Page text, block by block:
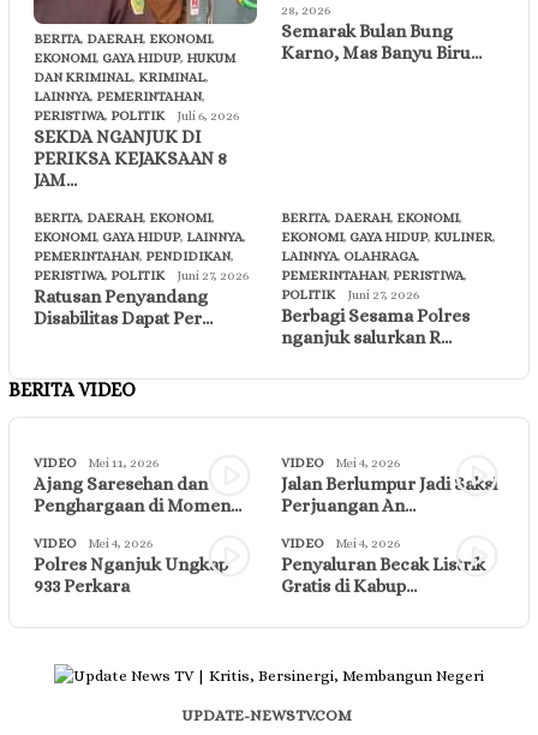
BERITA, DAERAH, EKONOMI,
EKONOMI, GAYA HIDUP, HUKUM
DAN KRIMINAL, KRIMINAL,
LAINNYA, PEMERINTAHAN,
PERISTIWA, POLITIK Juli 6, 2026
SEKDA NGANJUK DI
PERIKSA KEJAKSAAN 8
JAM…
28, 2026
Semarak Bulan Bung
Karno, Mas Banyu Biru…
BERITA, DAERAH, EKONOMI,
EKONOMI, GAYA HIDUP, LAINNYA,
PEMERINTAHAN, PENDIDIKAN,
PERISTIWA, POLITIK Juni 27, 2026
Ratusan Penyandang
Disabilitas Dapat Per…
BERITA, DAERAH, EKONOMI,
EKONOMI, GAYA HIDUP, KULINER,
LAINNYA, OLAHRAGA,
PEMERINTAHAN, PERISTIWA,
POLITIK
Juni 27, 2026
Berbagi Sesama Polres
nganjuk salurkan R…
BERITA VIDEO
VIDEO Mei 11, 2026
Ajang Saresehan dan
Penghargaan di Momen…
VIDEO Mei 4, 2026
Jalan Berlumpur Jadi Saksi
Perjuangan An…
VIDEO Mei 4, 2026
Polres Nganjuk Ungkap
933 Perkara
VIDEO Mei 4, 2026
Penyaluran Becak Listrik
Gratis di Kabup…
UPDATE-NEWSTV.COM